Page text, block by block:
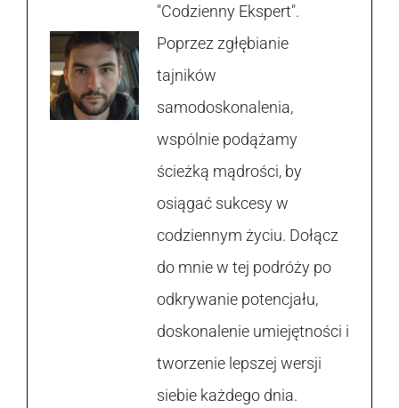
"Codzienny Ekspert".
Poprzez zgłębianie
tajników
samodoskonalenia,
wspólnie podążamy
ścieżką mądrości, by
osiągać sukcesy w
codziennym życiu. Dołącz
do mnie w tej podróży po
odkrywanie potencjału,
doskonalenie umiejętności i
tworzenie lepszej wersji
siebie każdego dnia.